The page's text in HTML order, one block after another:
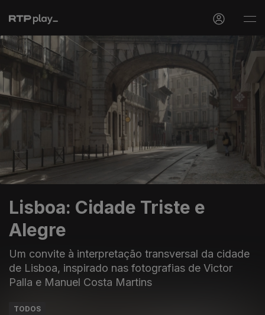
Lisboa: Cidade Triste e
Alegre
Um convite à interpretação transversal da cidade
de Lisboa, inspirado nas fotografias de Victor
Palla e Manuel Costa Martins
TODOS